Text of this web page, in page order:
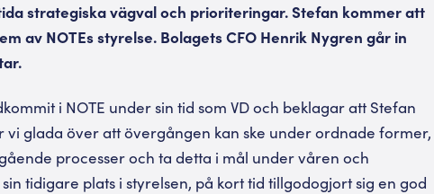
strategiska vägval och prioriteringar. Stefan kommer att
av NOTEs styrelse. Bolagets CFO Henrik Nygren går in
i NOTE under sin tid som VD och beklagar att Stefan
vi glada över att övergången kan ske under ordnade former,
processer och ta detta i mål under våren och
tidigare plats i styrelsen, på kort tid tillgodogjort sig en god